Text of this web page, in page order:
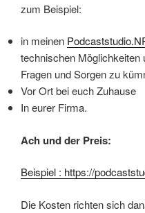
zum Beispiel:
in meinen
technischen Möglichkeiten
Fragen und Sorgen zu
Vor Ort bei euch Zuhause
In eurer Firma.
Ach und der Preis:
Beispiel : https://
Die Kosten richten sich